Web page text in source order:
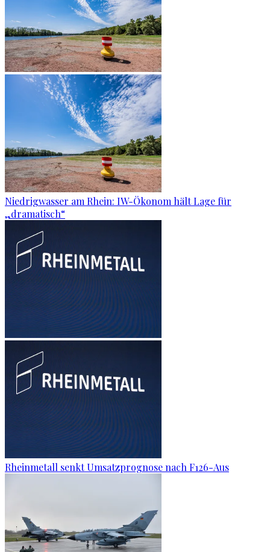
Niedrigwasser am Rhein: IW-Ökonom hält Lage für
„dramatisch“
Rheinmetall senkt Umsatzprognose nach F126-Aus